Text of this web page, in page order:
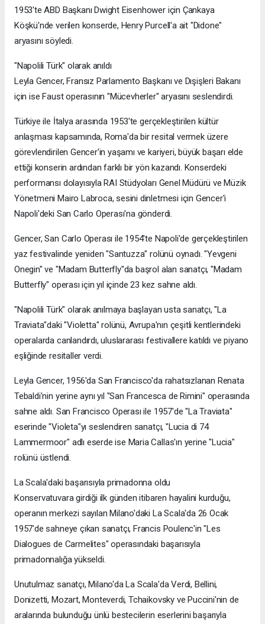
1953'te ABD Başkanı Dwight Eisenhower için Çankaya
Köşkü'nde verilen konserde, Henry Purcell'a ait "Didone"
aryasını söyledi.
"Napolili Türk" olarak anıldı
Leyla Gencer, Fransız Parlamento Başkanı ve Dışişleri Bakanı
için ise Faust operasının "Mücevherler" aryasını seslendirdi.
Türkiye ile İtalya arasında 1953'te gerçekleştirilen kültür
anlaşması kapsamında, Roma'da bir resital vermek üzere
görevlendirilen Gencer'in yaşamı ve kariyeri, büyük başarı elde
ettiği konserin ardından farklı bir yön kazandı. Konserdeki
performansı dolayısıyla RAI Stüdyoları Genel Müdürü ve Müzik
Yönetmeni Mairo Labroca, sesini dinletmesi için Gencer'i
Napoli'deki San Carlo Operası'na gönderdi.
Gencer, San Carlo Operası ile 1954'te Napoli'de gerçekleştirilen
yaz festivalinde yeniden "Santuzza" rolünü oynadı. "Yevgeni
Onegin" ve "Madam Butterfly"da başrol alan sanatçı, "Madam
Butterfly" operası için yıl içinde 23 kez sahne aldı.
"Napolili Türk" olarak anılmaya başlayan usta sanatçı, "La
Traviata"daki "Violetta" rolünü, Avrupa'nın çeşitli kentlerindeki
operalarda canlandırdı, uluslararası festivallere katıldı ve piyano
eşliğinde resitaller verdi.
Leyla Gencer, 1956'da San Francisco'da rahatsızlanan Renata
Tebaldi'nin yerine aynı yıl "San Francesca de Rimini" operasında
sahne aldı. San Francisco Operası ile 1957'de "La Traviata"
eserinde "Violeta"yı seslendiren sanatçı, "Lucia di 74
Lammermoor" adlı eserde ise Maria Callas'ın yerine "Lucia"
rolünü üstlendi.
La Scala'daki başarısıyla primadonna oldu
Konservatuvara girdiği ilk günden itibaren hayalini kurduğu,
operanın merkezi sayılan Milano'daki La Scala'da 26 Ocak
1957'de sahneye çıkan sanatçı, Francis Poulenc'in "Les
Dialogues de Carmelites" operasındaki başarısıyla
primadonnalığa yükseldi.
Unutulmaz sanatçı, Milano'da La Scala'da Verdi, Bellini,
Donizetti, Mozart, Monteverdi, Tchaikovsky ve Puccini'nin de
aralarında bulunduğu ünlü bestecilerin eserlerini başarıyla